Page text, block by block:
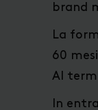
brand
La
60
Al
In